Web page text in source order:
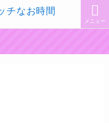
メニュー